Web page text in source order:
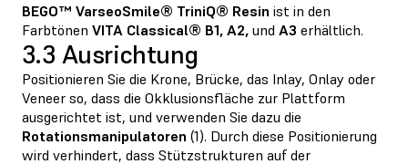
BEGO™ VarseoSmile® TriniQ® Resin ist in den
Farbtönen VITA Classical® B1, A2, und A3 erhältlich.
3.3 Ausrichtung
Positionieren Sie die Krone, Brücke, das Inlay, Onlay oder
Veneer so, dass die Okklusionsfläche zur Plattform
ausgerichtet ist, und verwenden Sie dazu die
Rotationsmanipulatoren (1). Durch diese Positionierung
wird verhindert, dass Stützstrukturen auf der